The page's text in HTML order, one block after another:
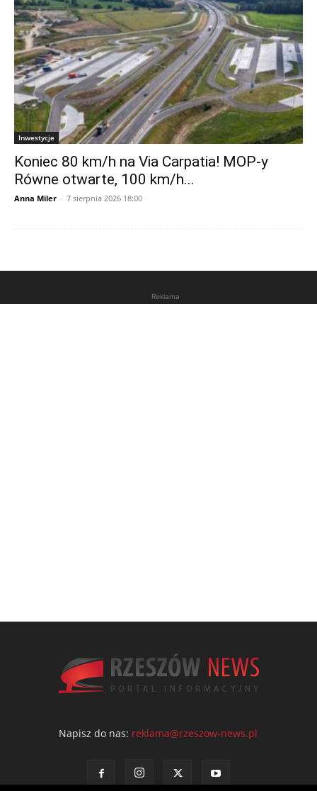
Inwestycje
Koniec 80 km/h na Via Carpatia! MOP-y
Równe otwarte, 100 km/h...
Anna Miler - 7 sierpnia 2026 18:00
Reklama
Napisz do nas: reklama@rzeszow-news.pl